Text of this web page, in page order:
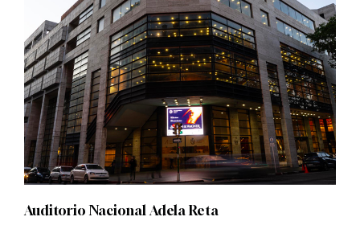
Auditorio Nacional Adela Reta